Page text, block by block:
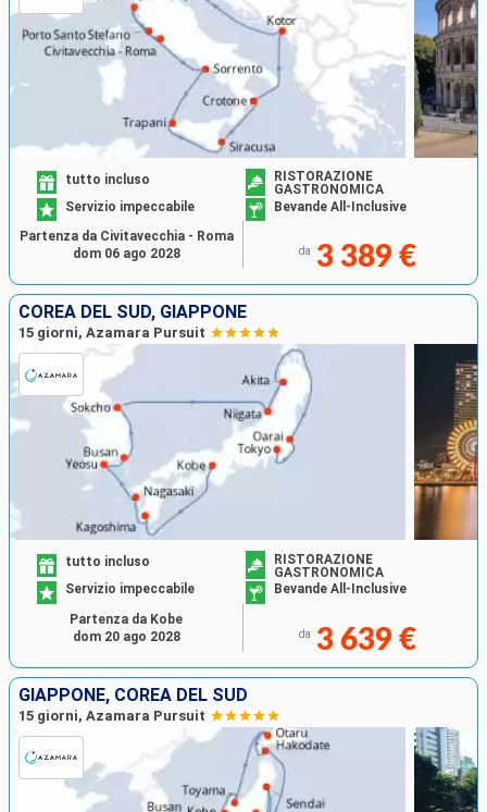
tutto incluso
RISTORAZIONE
GASTRONOMICA
Servizio impeccabile
Bevande All-Inclusive
da 3 389 €
Partenza da Civitavecchia - Roma
dom 06 ago 2028
COREA DEL SUD, GIAPPONE
15 giorni, Azamara Pursuit
tutto incluso
RISTORAZIONE
GASTRONOMICA
Servizio impeccabile
Bevande All-Inclusive
da 3 639 €
Partenza da Kobe
dom 20 ago 2028
GIAPPONE, COREA DEL SUD
15 giorni, Azamara Pursuit